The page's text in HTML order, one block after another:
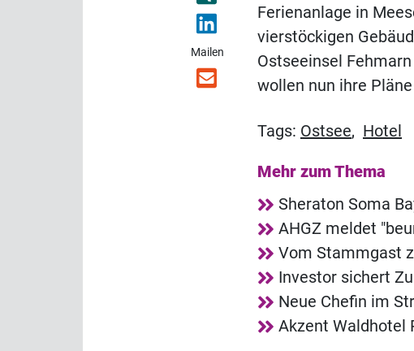
Mailen
Ferienanlage in
vierstöckigen
Ostseeinsel
wollen nun ihre
Tags: Ostsee, Hotel
Mehr zum Thema
Sheraton Soma
AHGZ meldet
Vom Stammgast
Investor sichert
Neue Chefin im
Akzent Waldhotel